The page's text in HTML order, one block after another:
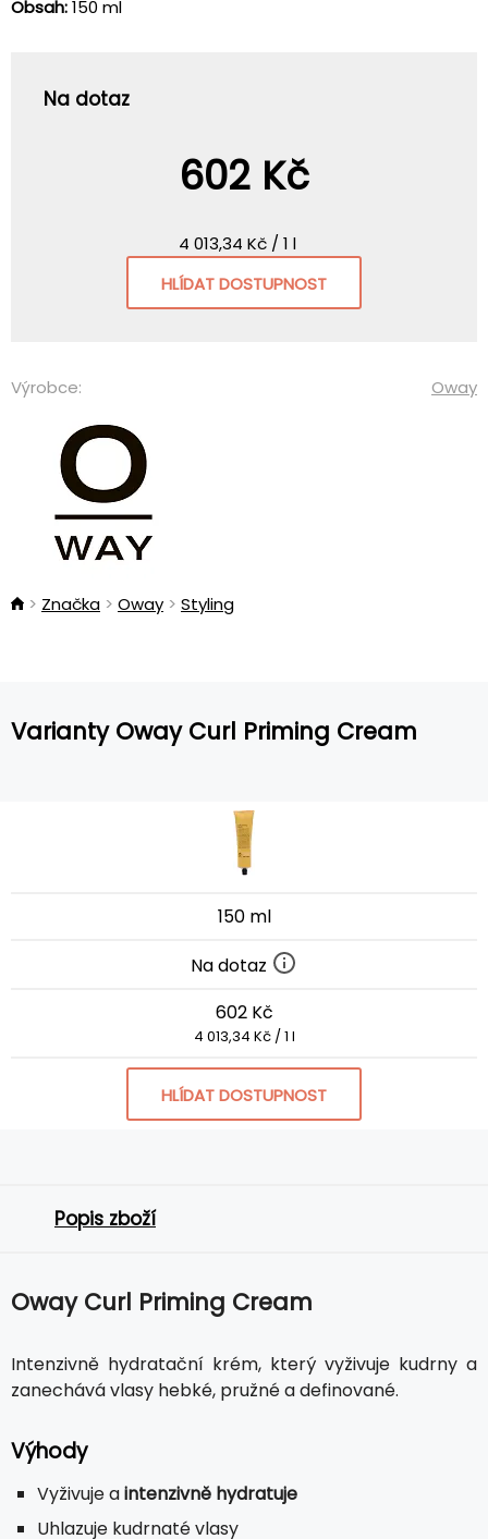
Obsah:150 ml
Na dotaz
602 Kč
4 013,34 Kč / 1 l
HLÍDAT DOSTUPNOST
Výrobce: Oway
Značka Oway Styling
Varianty Oway Curl Priming Cream
150 ml
Na dotaz
602 Kč
4 013,34 Kč / 1 l
HLÍDAT DOSTUPNOST
Popis zboží
Oway Curl Priming Cream
Intenzivně hydratační krém, který vyživuje kudrny a
zanechává vlasy hebké, pružné a definované.
Výhody
Vyživuje aintenzivně hydratuje
Uhlazuje kudrnaté vlasy